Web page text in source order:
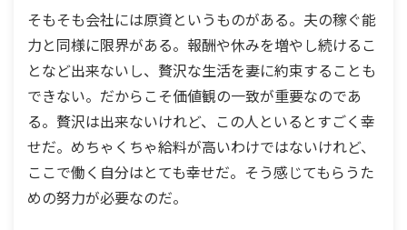
そもそも会社には原資というものがある。夫の稼ぐ能
力と同様に限界がある。報酬や休みを増やし続けるこ
となど出来ないし、贅沢な生活を妻に約束することも
できない。だからこそ価値観の一致が重要なのであ
る。贅沢は出来ないけれど、この人といるとすごく幸
せだ。めちゃくちゃ給料が高いわけではないけれど、
ここで働く自分はとても幸せだ。そう感じてもらうた
めの努力が必要なのだ。